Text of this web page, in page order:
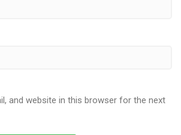
and website in this browser for the next